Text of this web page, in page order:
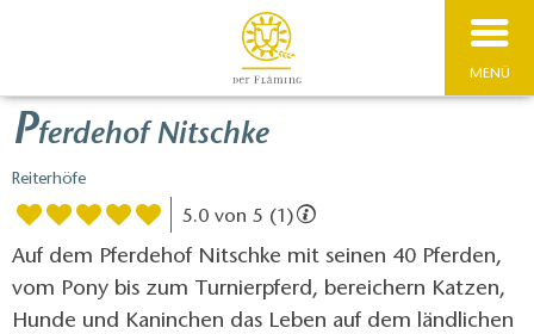
MENÜ
Pferdehof Nitschke
Reiterhöfe
5.0 von 5 (1)
Auf dem Pferdehof Nitschke mit seinen 40 Pferden,
vom Pony bis zum Turnierpferd, bereichern Katzen,
Hunde und Kaninchen das Leben auf dem ländlichen